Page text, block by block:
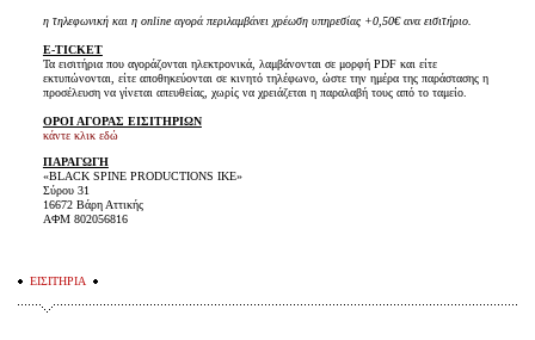
η τηλεφωνική και η online αγορά περιλαμβάνει χρέωση υπηρεσίας +0,50€ ανα εισιτήριο.
E-TICKET
Τα εισιτήρια που αγοράζονται ηλεκτρονικά, λαμβάνονται σε μορφή PDF και είτε
εκτυπώνονται, είτε αποθηκεύονται σε κινητό τηλέφωνο, ώστε την ημέρα της παράστασης η
προσέλευση να γίνεται απευθείας, χωρίς να χρειάζεται η παραλαβή τους από το ταμείο.
ΟΡΟΙ ΑΓΟΡΑΣ ΕΙΣΙΤΗΡΙΩΝ
κάντε κλικ εδώ
ΠΑΡΑΓΩΓΗ
«BLACK SPINE PRODUCTIONS IKE»
Σύρου 31
16672 Βάρη Αττικής
ΑΦΜ 802056816
ΕΙΣΙΤΗΡΙΑ